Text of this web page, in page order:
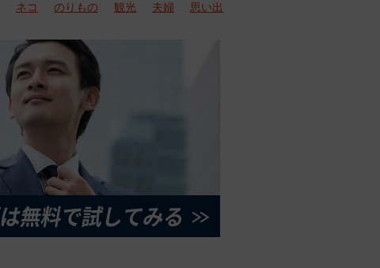
ネコ のりもの 観光 夫婦
思い出